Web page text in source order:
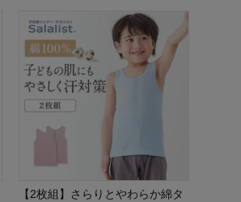
【2枚組】さらりとやわらか綿タ